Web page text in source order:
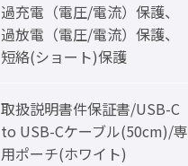
過充電（電圧/電流）保護、
過放電（電圧/電流）保護、
短絡(ショート)保護
取扱説明書件保証書/USB-C
to USB-Cケーブル(50cm)/専
用ポーチ(ホワイト)